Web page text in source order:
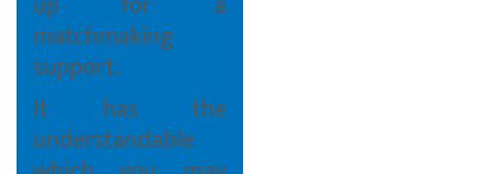
matchmaking
support.
It has the
understandable